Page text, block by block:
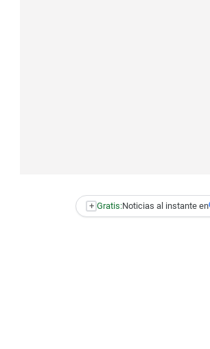
+ Gratis:Noticias al instante en